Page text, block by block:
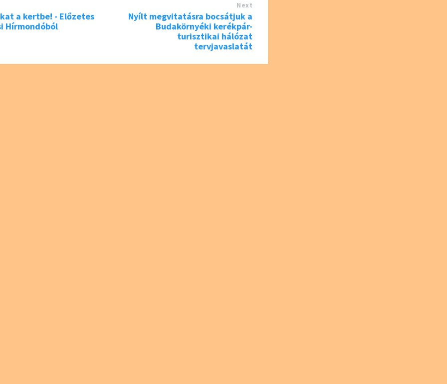
a kertbe! - Előzetes
Hírmondóból
Next
Nyílt megvitatásra bocsátjuk a
Budakörnyéki kerékpár-
turisztikai hálózat
tervjavaslatát